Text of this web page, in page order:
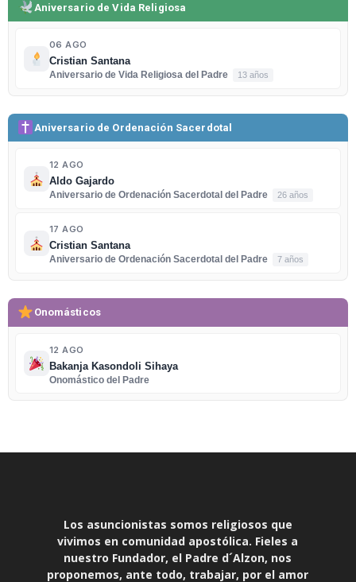
Aniversario de Vida Religiosa
06 AGO
Cristian Santana
Aniversario de Vida Religiosa del Padre
13 años
Aniversario de Ordenación Sacerdotal
12 AGO
Aldo Gajardo
Aniversario de Ordenación Sacerdotal del Padre
26 años
17 AGO
Cristian Santana
Aniversario de Ordenación Sacerdotal del Padre
7 años
Onomásticos
12 AGO
Bakanja Kasondoli Sihaya
Onomástico del Padre
Los asuncionistas somos religiosos que
vivimos en comunidad apostólica. Fieles a
nuestro Fundador, el Padre d´Alzon, nos
proponemos, ante todo, trabajar, por el amor